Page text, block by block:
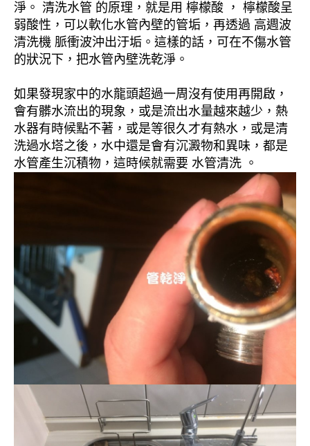
淨。 清洗水管 的原理，就是用 檸檬酸 ， 檸檬酸呈
弱酸性，可以軟化水管內壁的管垢，再透過 高週波
清洗機 脈衝波沖出汙垢。這樣的話，可在不傷水管
的狀況下，把水管內壁洗乾淨。
如果發現家中的水龍頭超過一周沒有使用再開啟，
會有髒水流出的現象，或是流出水量越來越少，熱
水器有時候點不著，或是等很久才有熱水，或是清
洗過水塔之後，水中還是會有沉澱物和異味，都是
水管產生沉積物，這時候就需要 水管清洗 。